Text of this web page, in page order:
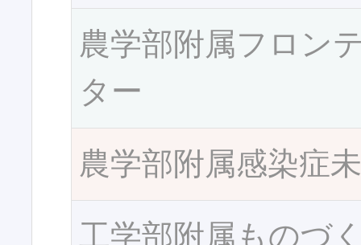
農学部附属フロン
ター
農学部附属感染症
工学部附属ものづ